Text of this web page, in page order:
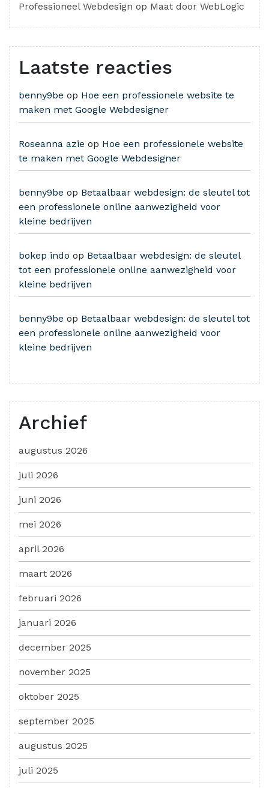
Professioneel Webdesign op Maat door WebLogic
Laatste reacties
benny9be op Hoe een professionele website te
maken met Google Webdesigner
Roseanna azie op Hoe een professionele website
te maken met Google Webdesigner
benny9be op Betaalbaar webdesign: de sleutel tot
een professionele online aanwezigheid voor
kleine bedrijven
bokep indo op Betaalbaar webdesign: de sleutel
tot een professionele online aanwezigheid voor
kleine bedrijven
benny9be op Betaalbaar webdesign: de sleutel tot
een professionele online aanwezigheid voor
kleine bedrijven
Archief
augustus 2026
juli 2026
juni 2026
mei 2026
april 2026
maart 2026
februari 2026
januari 2026
december 2025
november 2025
oktober 2025
september 2025
augustus 2025
juli 2025